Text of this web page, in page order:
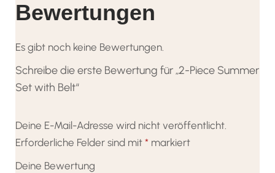
Bewertungen
Es gibt noch keine Bewertungen.
Schreibe die erste Bewertung für „2-Piece Summer
Set with Belt“
Deine E-Mail-Adresse wird nicht veröffentlicht.
Erforderliche Felder sind mit * markiert
Deine Bewertung